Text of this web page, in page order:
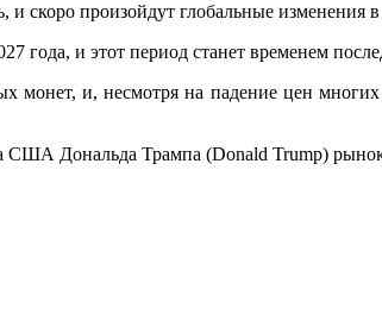
скоро произойдут глобальные
и этот период станет временем
монет, и, несмотря на падение цен
США Дональда Трампа (Donald Trump)